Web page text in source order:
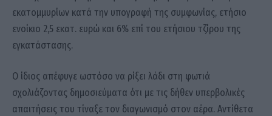
εκατομμυρίων κατά την υπογραφή της συμφωνίας, ετήσιο
ενοίκιο 2,5 εκατ. ευρώ και 6% επί του ετήσιου τζίρου της
εγκατάστασης.
Ο ίδιος απέφυγε ωστόσο να ρίξει λάδι στη φωτιά
σχολιάζοντας δημοσιεύματα ότι με τις δήθεν υπερβολικές
απαιτήσεις του τίναξε τον διαγωνισμό στον αέρα. Αντίθετα